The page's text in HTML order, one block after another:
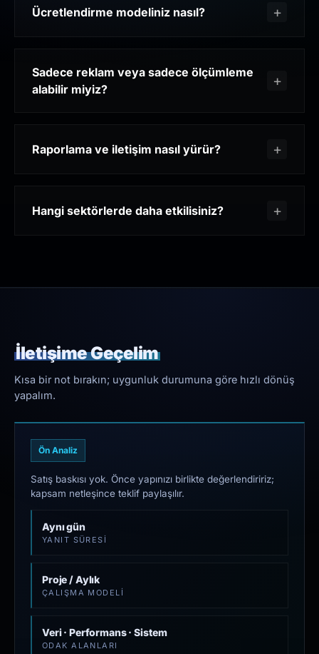
Ücretlendirme modeliniz nasıl?
Sadece reklam veya sadece ölçümleme
alabilir miyiz?
Raporlama ve iletişim nasıl yürür?
Hangi sektörlerde daha etkilisiniz?
İletişime Geçelim
Kısa bir not bırakın; uygunluk durumuna göre hızlı dönüş
yapalım.
Ön Analiz
Satış baskısı yok. Önce yapınızı birlikte değerlendiririz;
kapsam netleşince teklif paylaşılır.
Aynı gün
YANIT SÜRESI
Proje / Aylık
ÇALIŞMA MODELI
Veri · Performans · Sistem
ODAK ALANLARI